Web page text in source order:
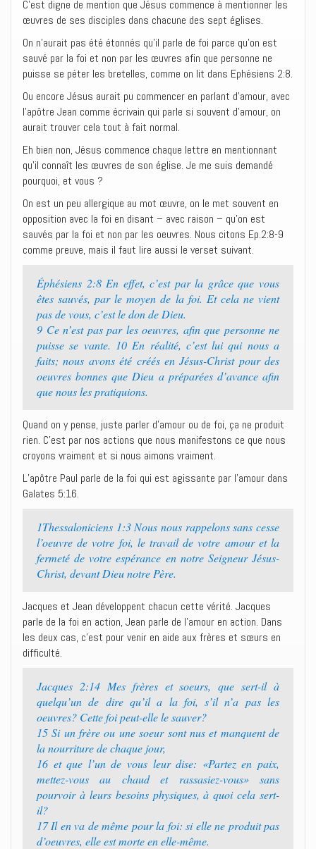
C’est digne de mention que Jésus commence à mentionner les
œuvres de ses disciples dans chacune des sept églises.
On n’aurait pas été étonnés qu’il parle de foi parce qu’on est
sauvé par la foi et non par les œuvres afin que personne ne
puisse se péter les bretelles, comme on lit dans Ephésiens 2:8.
Ou encore Jésus aurait pu commencer en parlant d’amour, avec
l’apôtre Jean comme écrivain qui parle si souvent d’amour, on
aurait trouver cela tout à fait normal.
Eh bien non, Jésus commence chaque lettre en mentionnant
qu’il connaît les œuvres de son église. Je me suis demandé
pourquoi, et vous ?
On est un peu allergique au mot œuvre, on le met souvent en
opposition avec la foi en disant – avec raison – qu’on est
sauvés par la foi et non par les oeuvres. Nous citons Ep.2:8-9
comme preuve, mais il faut lire aussi le verset suivant.
Éphésiens 2:8 En effet, c’est par la grâce que vous
êtes sauvés, par le moyen de la foi. Et cela ne vient
pas de vous, c’est le don de Dieu.
9 Ce n’est pas par les oeuvres, afin que personne ne
puisse se vante. 10 En réalité, c’est lui qui nous a
faits; nous avons été créés en Jésus-Christ pour des
oeuvres bonnes que Dieu a préparées d’avance afin
que nous les pratiquions.
Quand on y pense, juste parler d’amour ou de foi, ça ne produit
rien. C’est par nos actions que nous manifestons ce que nous
croyons vraiment et si nous aimons vraiment.
L’apôtre Paul parle de la foi qui est agissante par l’amour dans
Galates 5:16.
1Thessaloniciens 1:3 Nous nous rappelons sans cesse
l’oeuvre de votre foi, le travail de votre amour et la
fermeté de votre espérance en notre Seigneur Jésus-
Christ, devant Dieu notre Père.
Jacques et Jean développent chacun cette vérité. Jacques
parle de la foi en action, Jean parle de l’amour en action. Dans
les deux cas, c’est pour venir en aide aux frères et sœurs en
difficulté.
Jacques 2:14 Mes frères et soeurs, que sert-il à
quelqu’un de dire qu’il a la foi, s’il n’a pas les
oeuvres? Cette foi peut-elle le sauver?
15 Si un frère ou une soeur sont nus et manquent de
la nourriture de chaque jour,
16 et que l’un de vous leur dise: «Partez en paix,
mettez-vous au chaud et rassasiez-vous» sans
pourvoir à leurs besoins physiques, à quoi cela sert-
il?
17 Il en va de même pour la foi: si elle ne produit pas
d’oeuvres, elle est morte en elle-même.